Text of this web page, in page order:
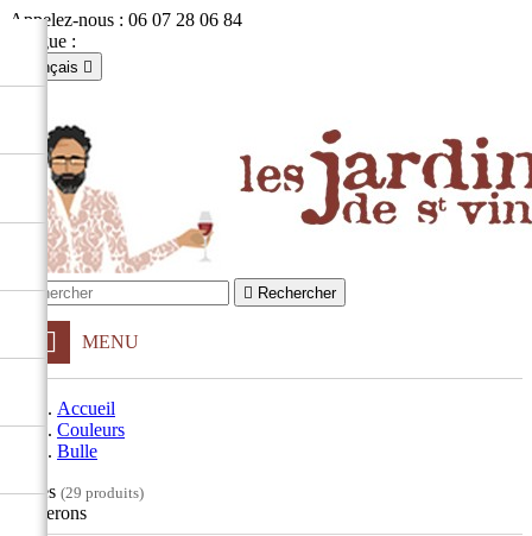
Appelez-nous : 06 07 28 06 84
Langue :
Français 
English
Se connecter
shopping_cart
 Rechercher
MENU
Accueil
Couleurs
Bulle
Filtres (29 produits)
Vignerons